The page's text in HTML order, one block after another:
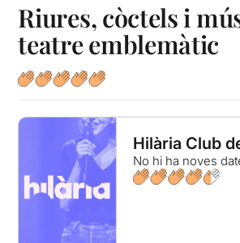
Riures, còctels i
teatre emblemàtic
Hilària Club
No hi ha noves